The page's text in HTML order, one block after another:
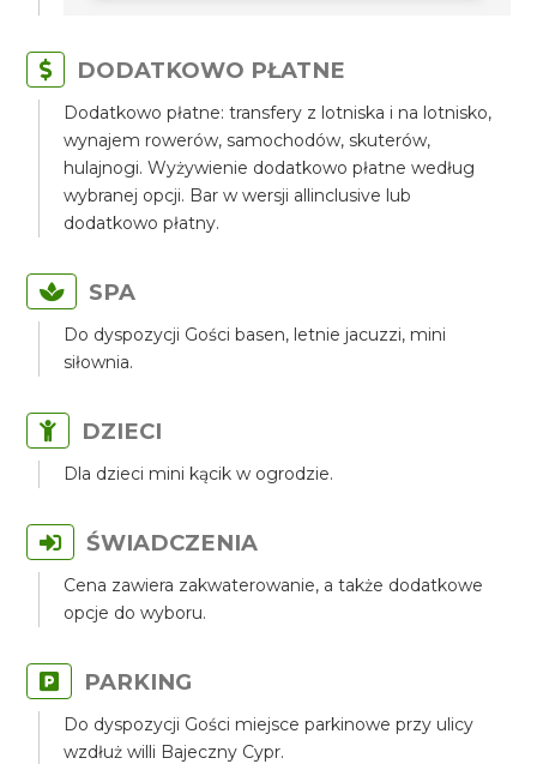
DODATKOWO PŁATNE
Dodatkowo płatne: transfery z lotniska i na lotnisko,
wynajem rowerów, samochodów, skuterów,
hulajnogi. Wyżywienie dodatkowo płatne według
wybranej opcji. Bar w wersji allinclusive lub
dodatkowo płatny.
SPA
Do dyspozycji Gości basen, letnie jacuzzi, mini
siłownia.
DZIECI
Dla dzieci mini kącik w ogrodzie.
ŚWIADCZENIA
Cena zawiera zakwaterowanie, a także dodatkowe
opcje do wyboru.
PARKING
Do dyspozycji Gości miejsce parkinowe przy ulicy
wzdłuż willi Bajeczny Cypr.